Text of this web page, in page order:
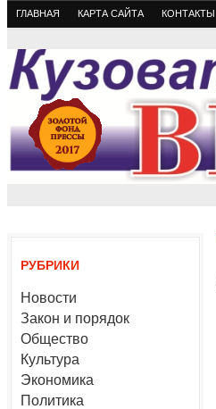
ГЛАВНАЯ КАРТА САЙТА КОНТАКТЫ
РУБРИКИ
Новости
Закон и порядок
Общество
Культура
Экономика
Политика